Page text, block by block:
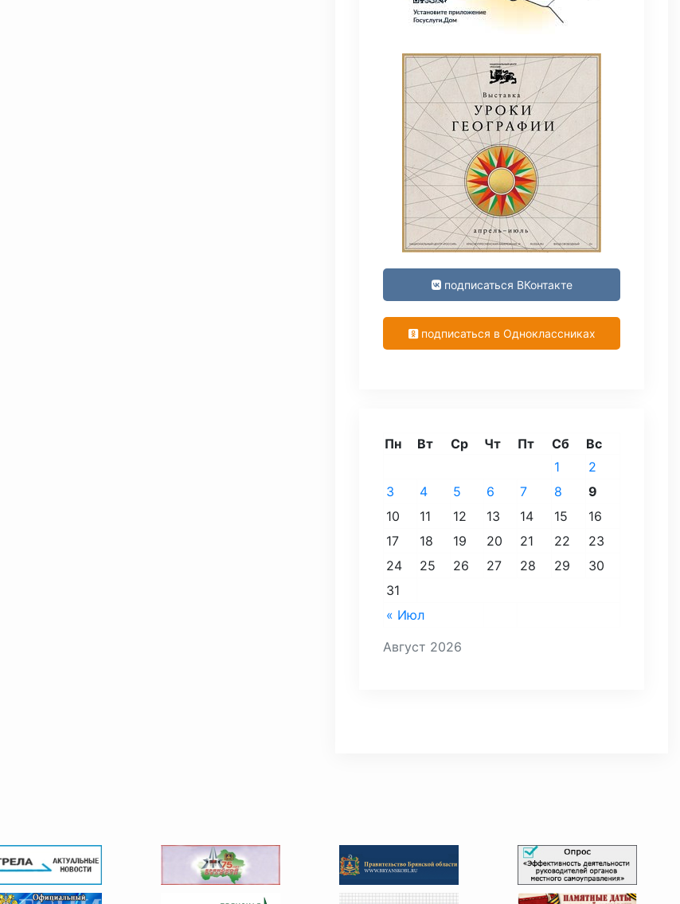
подписаться ВКонтакте
подписаться в Одноклассниках
Август 2026
Пн Вт Ср Чт Пт Сб Вс
« Июл
1
2
3
4 5 6 7 8
9
10
11 12 13 14 15
16
17
18 19 20 21 22
23
24
25 26 27 28 29
30
31